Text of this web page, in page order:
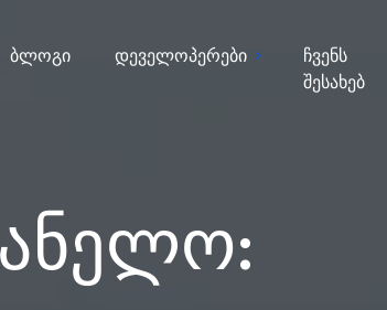
ბლოგი დეველოპერები
ჩვენს
შესახებ